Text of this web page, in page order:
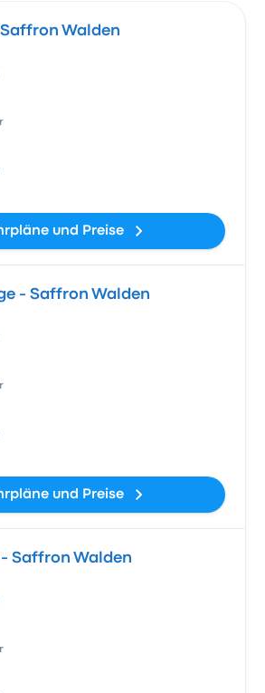
Walden
und Preise
- Saffron Walden
und Preise
Saffron Walden